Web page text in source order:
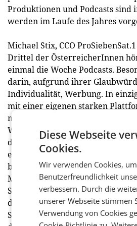
Produktionen und Podcasts
werden im Laufe des Jahres
Michael Stix, CCO
Drittel der ÖsterreicherInnen
einmal die Woche Podcasts.
darin, aufgrund ihrer
Individualität, Werbung. In
mit einer eigenen starken
maßgeschneiderten Podcasts und
Werbeformen der Podcast
die ideale Lösung für
eine der
boomendsten Gattungen buchen
Maßgeschneiderte 360°-
Sponsoring und Native Ads in den
durch die reichweitenstarken
Sendergruppe, werden
Diese Webseite
Cookies.
Wir verwenden Cookies,
Benutzerfreundlichkeit
verbessern. Durch die
unserer Webseite stimmen
Verwendung von Cookies